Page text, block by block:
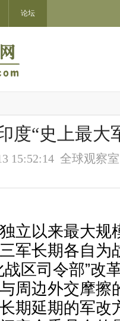
论坛
度“史上最大
15:52:14 全球观察
立以来最大规
军长期各自为
区司令部”改
周边外交摩擦
期延期的军改